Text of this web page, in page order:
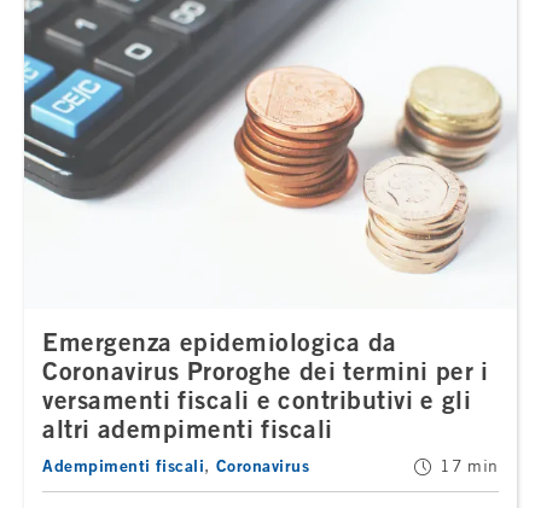
Emergenza epidemiologica da
Coronavirus Proroghe dei termini per i
versamenti fiscali e contributivi e gli
altri adempimenti fiscali
Adempimenti fiscali Coronavirus 17 min